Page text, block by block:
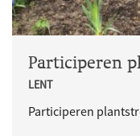
LENT
Participeren